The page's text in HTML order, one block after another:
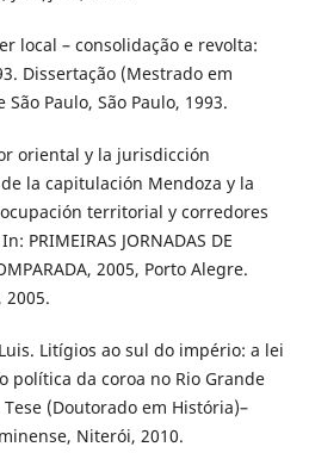
local – consolidação e revolta:
Dissertação (Mestrado em
Paulo, São Paulo, 1993.
oriental y la jurisdicción
la capitulación Mendoza y la
territorial y corredores
PRIMEIRAS JORNADAS DE
2005, Porto Alegre.
2005.
Litígios ao sul do império: a lei
política da coroa no Rio Grande
(Doutorado em História)–
Niterói, 2010.